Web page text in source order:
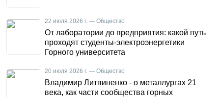
22 июля 2026 г. — Общество
От лаборатории до предприятия: какой путь
проходят студенты-электроэнергетики
Горного университета
20 июля 2026 г. — Общество
Владимир Литвиненко - о металлургах 21
века, как части сообщества горных